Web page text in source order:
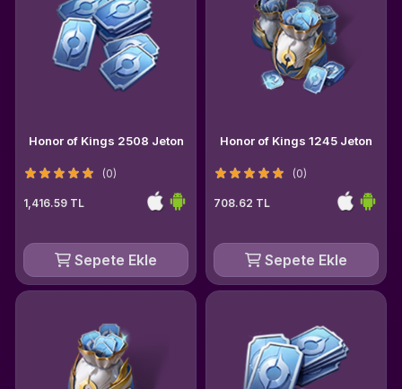
Honor of Kings 2508 Jeton
(0)
1,416.59 TL
Sepete Ekle
Honor of Kings 1245 Jeton
(0)
708.62 TL
Sepete Ekle